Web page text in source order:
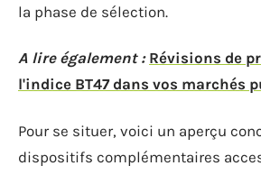
la phase de sélection.
A lire également : Révisions de
l'indice BT47 dans vos marchés
Pour se situer, voici un aperçu
dispositifs complémentaires